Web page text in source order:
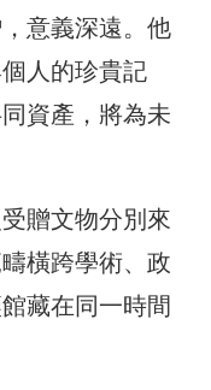
意義深遠。他
人的珍貴記
資產，將為未
贈文物分別來
橫跨學術、政
藏在同一時間